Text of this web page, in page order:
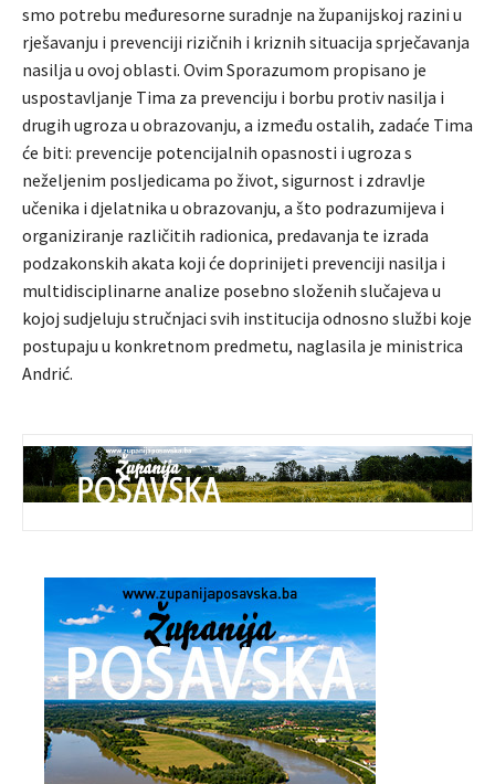
smo potrebu međuresorne suradnje na županijskoj razini u
rješavanju i prevenciji rizičnih i kriznih situacija sprječavanja
nasilja u ovoj oblasti. Ovim Sporazumom propisano je
uspostavljanje Tima za prevenciju i borbu protiv nasilja i
drugih ugroza u obrazovanju, a između ostalih, zadaće Tima
će biti: prevencije potencijalnih opasnosti i ugroza s
neželjenim posljedicama po život, sigurnost i zdravlje
učenika i djelatnika u obrazovanju, a što podrazumijeva i
organiziranje različitih radionica, predavanja te izrada
podzakonskih akata koji će doprinijeti prevenciji nasilja i
multidisciplinarne analize posebno složenih slučajeva u
kojoj sudjeluju stručnjaci svih institucija odnosno službi koje
postupaju u konkretnom predmetu, naglasila je ministrica
Andrić.